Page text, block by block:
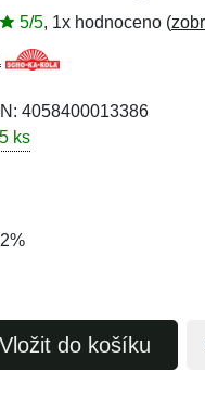
5/5, 1x hodnoceno (
4058400013386
ks
Vložit do košíku